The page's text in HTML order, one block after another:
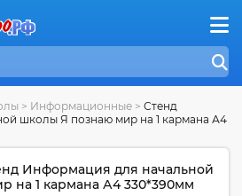
> Информационные > Стенд
школы Я познаю мир на 1 кармана А4
Информация для начальной
на 1 кармана А4 330*390мм